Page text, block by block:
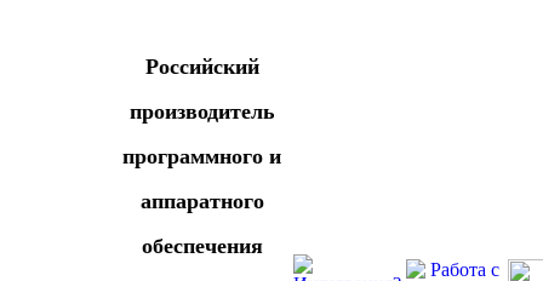
Российский
производитель
программного и
аппаратного
обеспечения